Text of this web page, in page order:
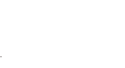
.